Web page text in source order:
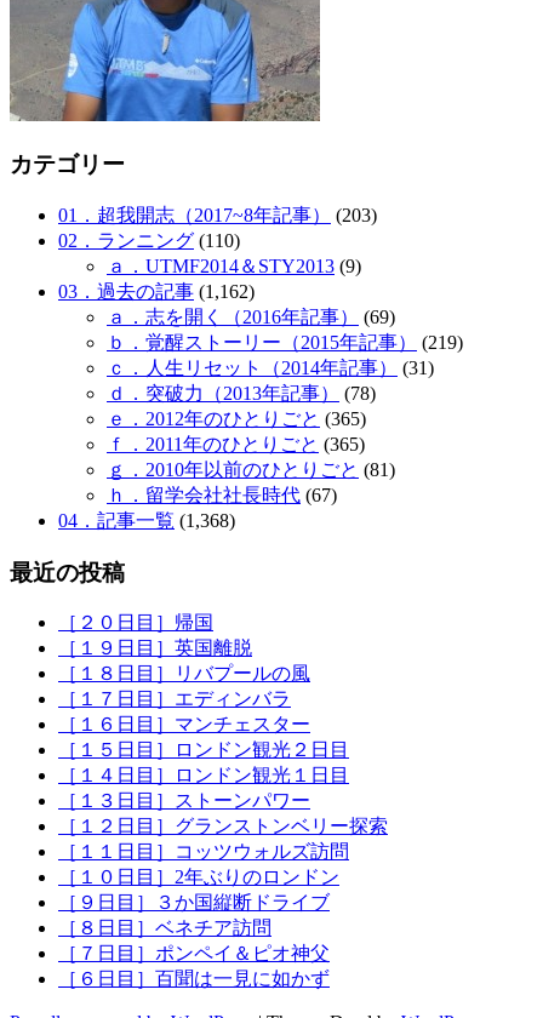
カテゴリー
01．超我開志（2017~8年記事）
(203)
02．ランニング (110)
ａ．UTMF2014＆STY2013 (9)
03．過去の記事 (1,162)
ａ．志を開く（2016年記事）
(69)
ｂ．覚醒ストーリー（2015年記事）
(219)
ｃ．人生リセット（2014年記事）
(31)
ｄ．突破力（2013年記事）
(78)
ｅ．2012年のひとりごと (365)
ｆ．2011年のひとりごと (365)
ｇ．2010年以前のひとりごと (81)
ｈ．留学会社社長時代 (67)
04．記事一覧 (1,368)
最近の投稿
［２０日目］帰国
［１９日目］英国離脱
［１８日目］リバプールの風
［１７日目］エディンバラ
［１６日目］マンチェスター
［１５日目］ロンドン観光２日目
［１４日目］ロンドン観光１日目
［１３日目］ストーンパワー
［１２日目］グランストンベリー探索
［１１日目］コッツウォルズ訪問
［１０日目］2年ぶりのロンドン
［９日目］３か国縦断ドライブ
［８日目］ベネチア訪問
［７日目］ポンペイ＆ピオ神父
［６日目］百聞は一見に如かず